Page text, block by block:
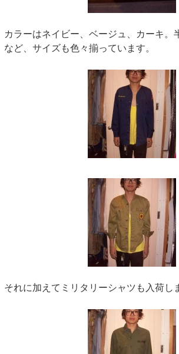
カラーはネイビー、ベージュ、カーキ。
など、サイズも色々揃っています。
それに加えてミリタリーシャツも入荷し